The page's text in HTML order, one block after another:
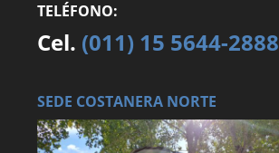
TELÉFONO:
Cel. (011) 15 5644-2888
SEDE COSTANERA NORTE